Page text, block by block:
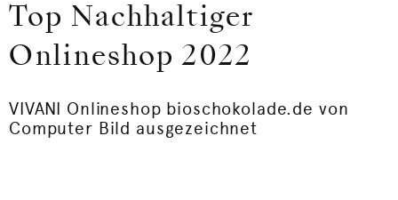
Top Nachhaltiger
Onlineshop 2022
VIVANI Onlineshop bioschokolade.de von
Computer Bild ausgezeichnet